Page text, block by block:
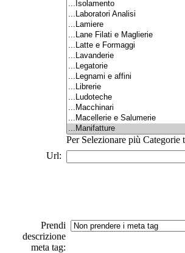
Per Selezionare più
Url:
Prendi
descrizione
meta tag: